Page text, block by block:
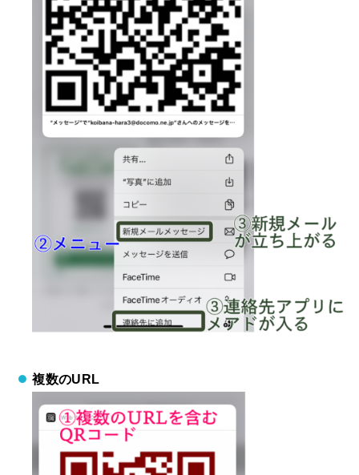
複数のURL